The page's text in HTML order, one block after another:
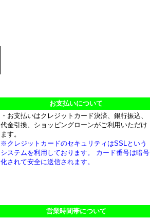
お支払いについて
・お支払いはクレジットカード決済、銀行振込、
代金引換、ショッピングローンがご利用いただけ
ます。
※クレジットカードのセキュリティはSSLという
システムを利用しております。 カード番号は暗号
化されて安全に送信されます。
営業時間帯について